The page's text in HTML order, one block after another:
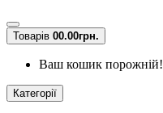
Товарів 00.00грн.
Ваш кошик порожній!
Категорії